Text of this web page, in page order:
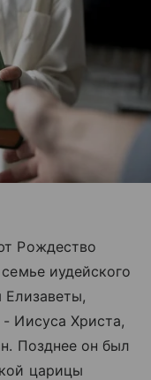
Рождество
иудейского
Иисуса Христа,
Позднее он был
царицы